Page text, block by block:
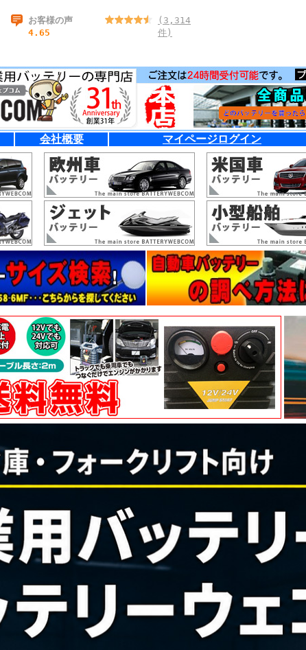
お客様の声
4.65
(3,314
件)
会社概要 マイページログイン